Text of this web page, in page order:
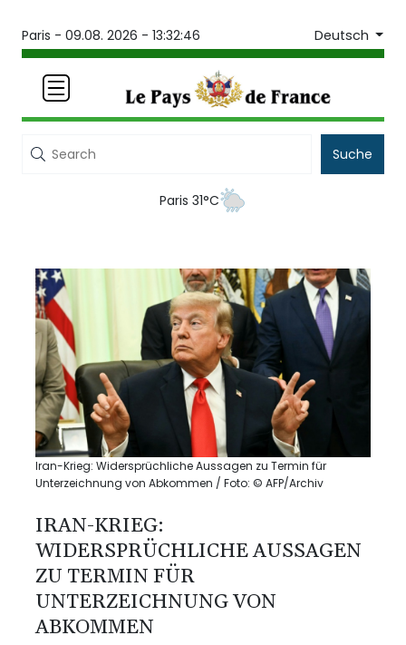
Paris - 09.08. 2026 - 13:32:46 Deutsch
Suche
Paris 31°C
Iran-Krieg: Widersprüchliche Aussagen zu Termin für
Unterzeichnung von Abkommen / Foto: © AFP/Archiv
IRAN-KRIEG:
WIDERSPRÜCHLICHE AUSSAGEN
ZU TERMIN FÜR
UNTERZEICHNUNG VON
ABKOMMEN